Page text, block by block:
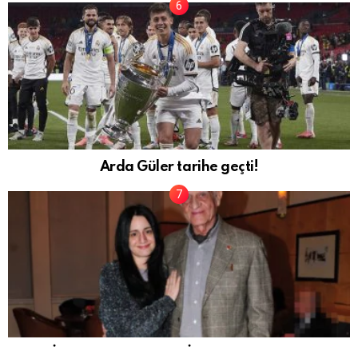
Arda Güler tarihe geçti!